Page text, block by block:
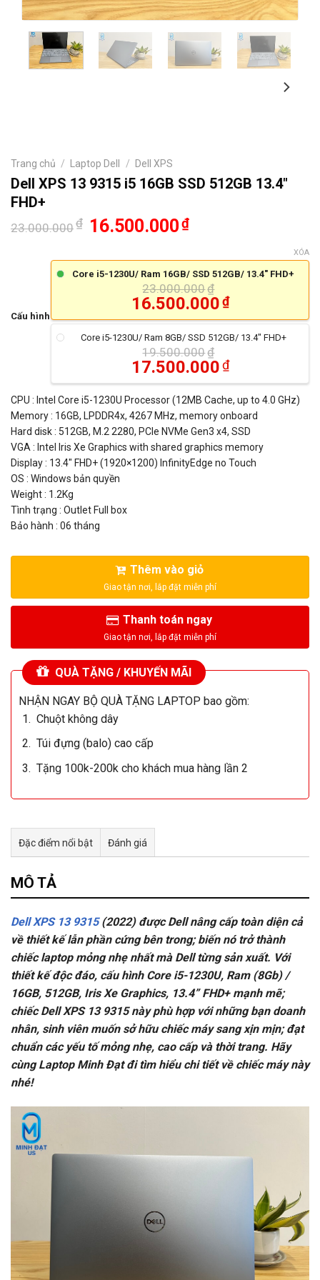
Trang chủ / Laptop Dell / Dell XPS
Dell XPS 13 9315 i5 16GB SSD 512GB 13.4″
FHD+
23.000.000₫ 16.500.000₫
Cấu hình
Core i5-1230U/ Ram 16GB/ SSD 512GB/ 13.4" FHD+
23.000.000₫
16.500.000₫
Core i5-1230U/ Ram 8GB/ SSD 512GB/ 13.4" FHD+
19.500.000₫
17.500.000₫
XÓA
CPU : Intel Core i5-1230U Processor (12MB Cache, up to 4.0 GHz)
Memory : 16GB, LPDDR4x, 4267 MHz, memory onboard
Hard disk : 512GB, M.2 2280, PCIe NVMe Gen3 x4, SSD
VGA : Intel Iris Xe Graphics with shared graphics memory
Display : 13.4″ FHD+ (1920×1200) InfinityEdge no Touch
OS : Windows bản quyền
Weight : 1.2Kg
Tình trạng : Outlet Full box
Bảo hành : 06 tháng
Thêm vào giỏ
Thanh toán ngay
QUÀ TẶNG / KHUYẾN MÃI
NHẬN NGAY BỘ QUÀ TẶNG LAPTOP bao gồm:
Chuột không dây
Túi đựng (balo) cao cấp
Tặng 100k-200k cho khách mua hàng lần 2
Đặc điểm nổi bật Đánh giá
Tư vấn & bán hàng qua Facebook
MÔ TẢ
Dell XPS 13 9315(2022) được Dell nâng cấp toàn diện cả
về thiết kế lẫn phần cứng bên trong; biến nó trở thành
chiếc laptop mỏng nhẹ nhất mà Dell từng sản xuất. Với
thiết kế độc đáo, cấu hình Core i5-1230U, Ram (8Gb) /
16GB, 512GB, Iris Xe Graphics, 13.4” FHD+ mạnh mẽ;
chiếc Dell XPS 13 9315 này phù hợp với những bạn doanh
nhân, sinh viên muốn sở hữu chiếc máy sang xịn mịn; đạt
chuẩn các yếu tố mỏng nhẹ, cao cấp và thời trang. Hãy
cùng Laptop Minh Đạt đi tìm hiểu chi tiết về chiếc máy này
nhé!